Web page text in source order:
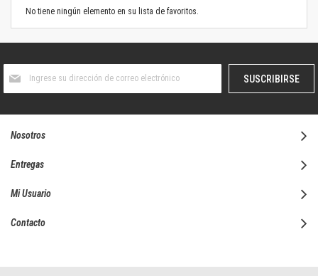
No tiene ningún elemento en su lista de favoritos.
boletín
SUSCRIBIRSE
Nosotros
Entregas
Mi Usuario
Contacto